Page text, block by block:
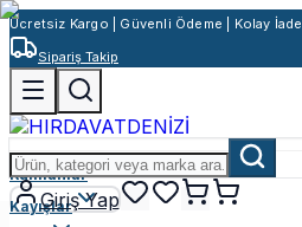
Ücretsiz Kargo | Güvenli Ödeme | Kolay İade
Sipariş Takip
Giriş Yap
Rulmanlar
Kayışlar